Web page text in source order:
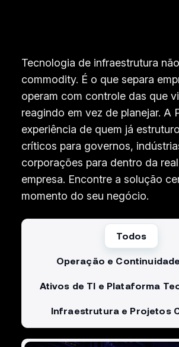
Tecnologia de infraestrutura
commodity. É o que separa
operam com controle das que
reagindo em vez de planejar. A
experiência de quem já
críticos para governos,
corporações para dentro da
empresa. Encontre a solução
momento do seu negócio.
Todos
Operação e
Ativos de TI e Plataforma
Infraestrutura e Projetos